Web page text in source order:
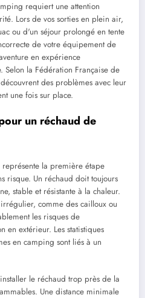
requiert une attention
Lors de vos sorties en plein air,
ou d'un séjour prolongé en tente
de votre équipement de
en expérience
Selon la Fédération Française de
des problèmes avec leur
une fois sur place.
un réchaud de
la première étape
risque. Un réchaud doit toujours
stable et résistante à la chaleur.
comme des cailloux ou
les risques de
en extérieur. Les statistiques
en camping sont liés à un
le réchaud trop près de la
Une distance minimale